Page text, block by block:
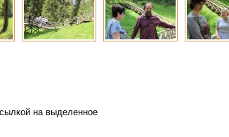
на выделенное